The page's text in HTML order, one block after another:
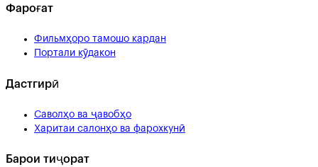
Фароғат
Фильмҳоро тамошо кардан
Портали кӯдакон
Дастгирӣ
Саволҳо ва ҷавобҳо
Харитаи салонҳо ва фарохкунӣ
Барои тиҷорат